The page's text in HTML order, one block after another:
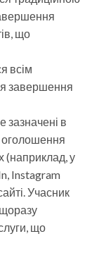
що
всім
завершення
зазначені в
оголошення
(наприклад, у
Instagram
Учасник
що